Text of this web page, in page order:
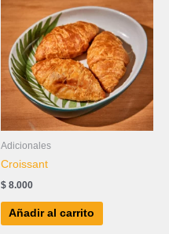
Adicionales
Croissant
$ 8.000
Añadir al carrito